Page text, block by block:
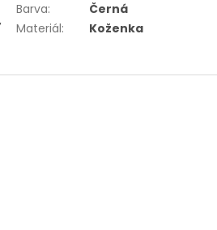
Barva:
Černá
Materiál: Koženka